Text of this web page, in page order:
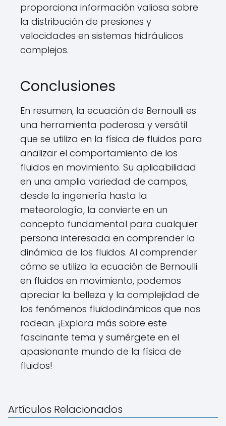
proporciona información valiosa sobre
la distribución de presiones y
velocidades en sistemas hidráulicos
complejos.
Conclusiones
En resumen, la ecuación de Bernoulli es
una herramienta poderosa y versátil
que se utiliza en la física de fluidos para
analizar el comportamiento de los
fluidos en movimiento. Su aplicabilidad
en una amplia variedad de campos,
desde la ingeniería hasta la
meteorología, la convierte en un
concepto fundamental para cualquier
persona interesada en comprender la
dinámica de los fluidos. Al comprender
cómo se utiliza la ecuación de Bernoulli
en fluidos en movimiento, podemos
apreciar la belleza y la complejidad de
los fenómenos fluidodinámicos que nos
rodean. ¡Explora más sobre este
fascinante tema y sumérgete en el
apasionante mundo de la física de
fluidos!
Artículos Relacionados